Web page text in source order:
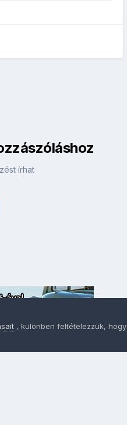
írhat
, különben feltételezzük, hogy